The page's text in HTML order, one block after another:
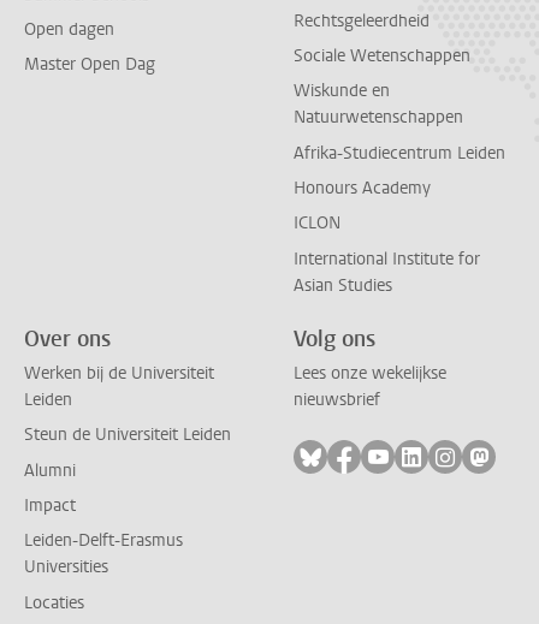
Open dagen
Master Open Dag
Rechtsgeleerdheid
Sociale Wetenschappen
Wiskunde en
Natuurwetenschappen
Afrika-Studiecentrum Leiden
Honours Academy
ICLON
International Institute for
Asian Studies
Over ons
Werken bij de Universiteit
Leiden
Steun de Universiteit Leiden
Alumni
Impact
Leiden-Delft-Erasmus
Universities
Locaties
Volg ons
Lees onze wekelijkse
nieuwsbrief
Volg ons op bluesky
Volg ons op facebook
Volg ons op
Volg ons op
Volg ons
Volg